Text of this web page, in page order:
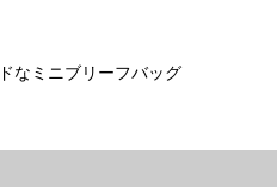
なミニブリーフバッグ